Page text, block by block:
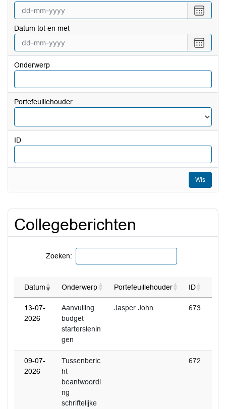
een
vanaf
Datum tot en met
een
tot
met
Onderwerp
Portefeuillehouder
ID
Wis
Collegeberichten
Zoeken:
Datum Onderwerp Portefeuillehouder ID
13-07-
2026
Aanvulling
budget
starterslenin
gen
Jasper John 673
09-07-
2026
Tussenberic
ht
beantwoordi
ng
schriftelijke
672